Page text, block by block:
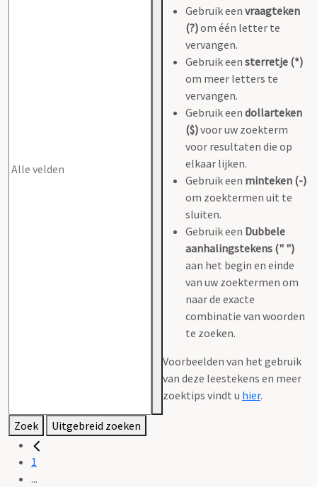
Gebruik een vraagteken
(?)om één letter te
vervangen.
Gebruik een sterretje (*)
om meer letters te
vervangen.
Gebruik een dollarteken
($)voor uw zoekterm
voor resultaten die op
elkaar lijken.
Gebruik een minteken (-)
om zoektermen uit te
sluiten.
Gebruik een Dubbele
aanhalingstekens (" ")
aan het begin en einde
van uw zoektermen om
naar de exacte
combinatie van woorden
te zoeken.
Voorbeelden van het gebruik
van deze leestekens en meer
zoektips vindt u hier.
Zoek Uitgebreid zoeken
1
...